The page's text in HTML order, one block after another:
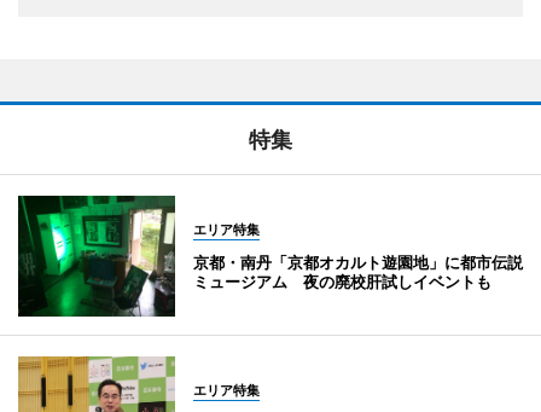
特集
エリア特集
京都・南丹「京都オカルト遊園地」に都市伝説
ミュージアム 夜の廃校肝試しイベントも
エリア特集